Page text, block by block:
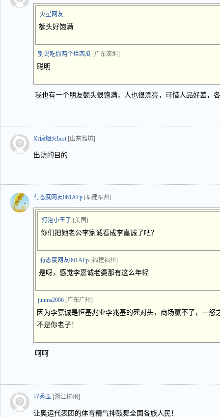
火星网友
额头好饱满
别说吃你两个烂西瓜 [广东深圳]
聪明
我也有一个朋友额头很饱满，人也很漂亮，可惜人品好差，
原谅烟火best [山东潍坊]
出访的目的
有态度网友061AFp [福建福州]
灯泡小王子 [美国]
你们把她老公李家诚看成李嘉诚了吧？
有态度网友061AFp [福建福州]
是呀，感觉李嘉诚老婆那有这么年轻
junma2006 [广东广州]
因为李嘉诚是恒基兆业李兆基的死对头，商场赢不了，一怒
不是你老子！
呵呵
宣秀玉 [浙江杭州]
让奥运代表团的体育精气神鼓舞全国各族人民！